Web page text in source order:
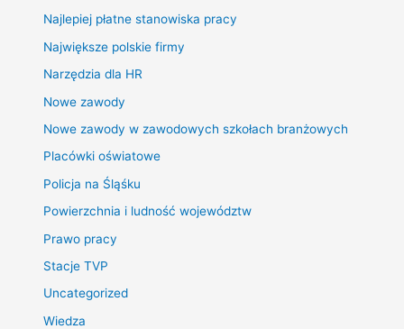
Najlepiej płatne stanowiska pracy
Największe polskie firmy
Narzędzia dla HR
Nowe zawody
Nowe zawody w zawodowych szkołach branżowych
Placówki oświatowe
Policja na Śląśku
Powierzchnia i ludność województw
Prawo pracy
Stacje TVP
Uncategorized
Wiedza